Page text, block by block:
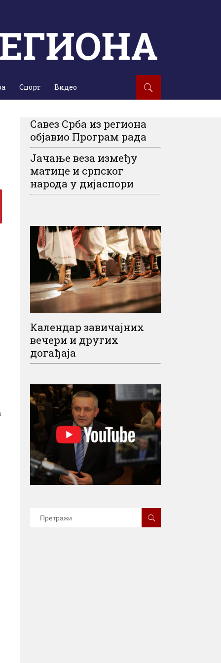
Спорт Видео
Савез Срба из региона
објавио Програм рада
Јачање веза између
матице и српског
народа у дијаспори
Календар завичајних
вечери и других
догађаја